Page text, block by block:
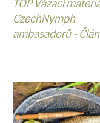
vždy.
Na
pro